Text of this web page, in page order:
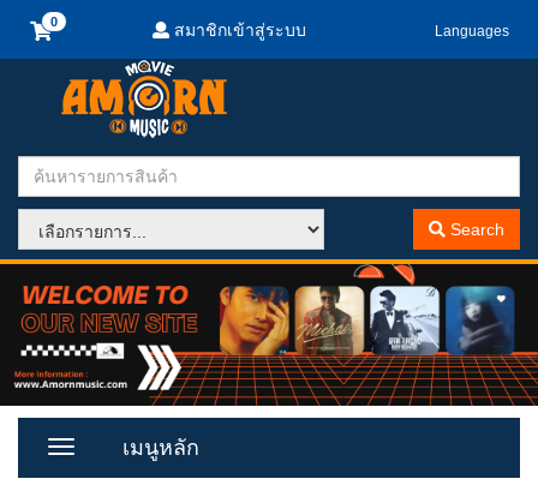
สมาชิกเข้าสู่ระบบ Languages
Search
Toggle
เมนูหลัก